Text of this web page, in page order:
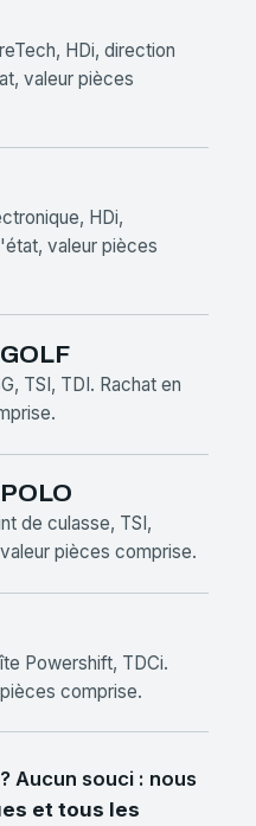
HDi, direction
valeur pièces
HDi,
valeur pièces
TSI, TDI. Rachat en
de culasse, TSI,
pièces comprise.
Powershift, TDCi.
comprise.
Aucun souci : nous
et tous les